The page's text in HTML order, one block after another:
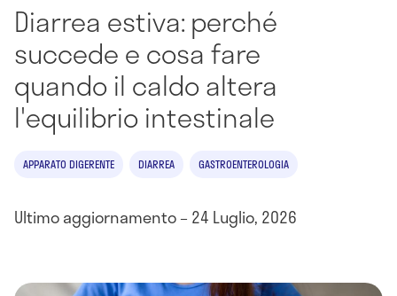
Diarrea estiva: perché
succede e cosa fare
quando il caldo altera
l'equilibrio intestinale
APPARATO DIGERENTE DIARREA GASTROENTEROLOGIA
Ultimo aggiornamento – 24 Luglio, 2026